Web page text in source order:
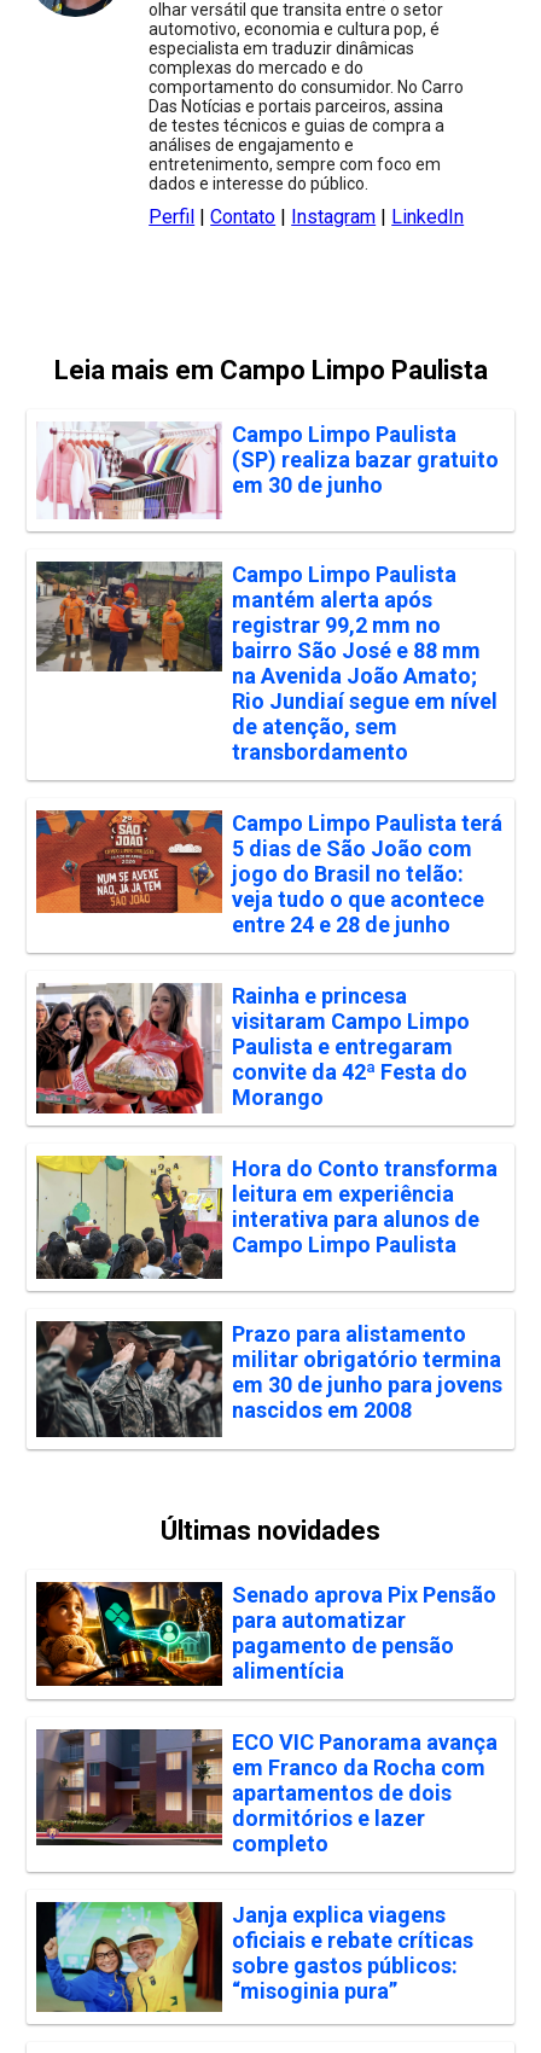
olhar versátil que transita entre o setor
automotivo, economia e cultura pop, é
especialista em traduzir dinâmicas
complexas do mercado e do
comportamento do consumidor. No Carro
Das Notícias e portais parceiros, assina
de testes técnicos e guias de compra a
análises de engajamento e
entretenimento, sempre com foco em
dados e interesse do público.
Perfil |Contato | Instagram | LinkedIn
Leia mais em Campo Limpo Paulista
Campo Limpo Paulista
(SP) realiza bazar gratuito
em 30 de junho
Campo Limpo Paulista
mantém alerta após
registrar 99,2 mm no
bairro São José e 88 mm
na Avenida João Amato;
Rio Jundiaí segue em nível
de atenção, sem
transbordamento
Campo Limpo Paulista terá
5 dias de São João com
jogo do Brasil no telão:
veja tudo o que acontece
entre 24 e 28 de junho
Rainha e princesa
visitaram Campo Limpo
Paulista e entregaram
convite da 42ª Festa do
Morango
Hora do Conto transforma
leitura em experiência
interativa para alunos de
Campo Limpo Paulista
Prazo para alistamento
militar obrigatório termina
em 30 de junho para jovens
nascidos em 2008
Últimas novidades
Senado aprova Pix Pensão
para automatizar
pagamento de pensão
alimentícia
ECO VIC Panorama avança
em Franco da Rocha com
apartamentos de dois
dormitórios e lazer
completo
Janja explica viagens
oficiais e rebate críticas
sobre gastos públicos:
“misoginia pura”